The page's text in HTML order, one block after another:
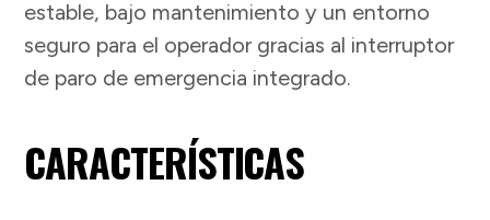
estable, bajo mantenimiento y un entorno
seguro para el operador gracias al interruptor
de paro de emergencia integrado.
CARACTERÍSTICAS